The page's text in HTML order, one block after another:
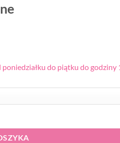
do piątku do godziny